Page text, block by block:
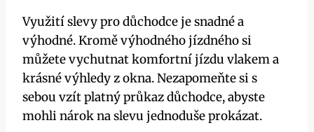
Využití slevy pro důchodce je snadné a
výhodné. Kromě výhodného jízdného si
můžete vychutnat komfortní jízdu vlakem a
krásné výhledy z okna. Nezapomeňte si s
sebou vzít platný průkaz důchodce, abyste
mohli nárok na slevu jednoduše prokázat.